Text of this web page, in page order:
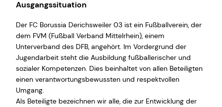
Ausgangssituation
Der FC Borussia Derichsweiler 03 ist ein Fußballverein, der
dem FVM (Fußball Verband Mittelrhein), einem
Unterverband des DFB, angehört. Im Vordergrund der
Jugendarbeit steht die Ausbildung fußballerischer und
sozialer Kompetenzen. Dies beinhaltet von allen Beteiligten
einen verantwortungsbewussten und respektvollen
Umgang.
Als Beteiligte bezeichnen wir alle, die zur Entwicklung der